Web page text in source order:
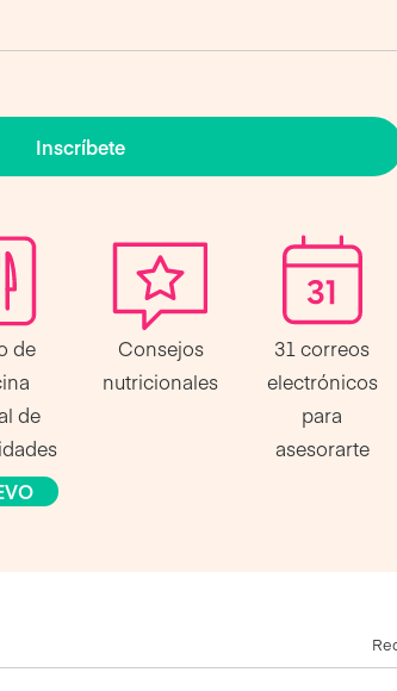
Inscríbete
de
de
Consejos
nutricionales
31 correos
electrónicos
para
asesorarte